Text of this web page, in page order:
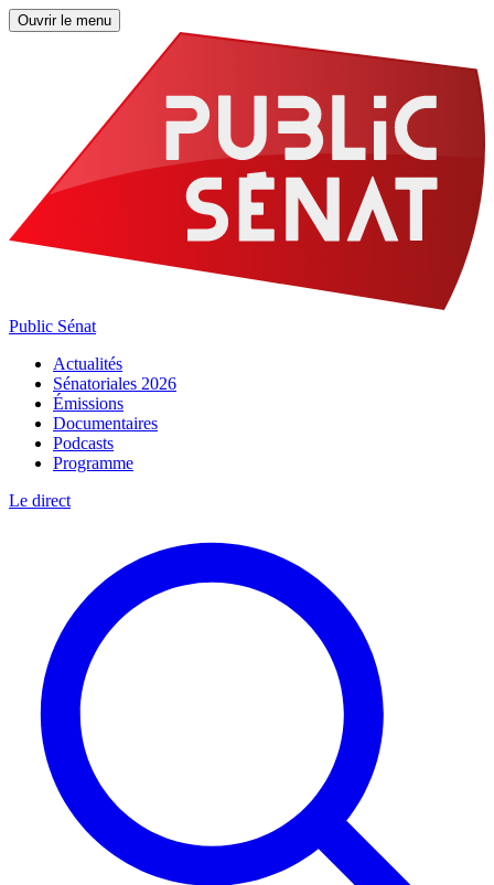
Ouvrir le menu
Public Sénat
Actualités
Sénatoriales 2026
Émissions
Documentaires
Podcasts
Programme
Le direct